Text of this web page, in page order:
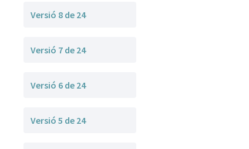
Versió 8 de 24
Versió 7 de 24
Versió 6 de 24
Versió 5 de 24